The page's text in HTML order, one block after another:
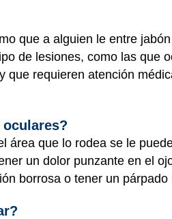
que a alguien le entre jabón
de lesiones, como las que
que requieren atención
área que lo rodea se le
un dolor punzante en el
borrosa o tener un párpado